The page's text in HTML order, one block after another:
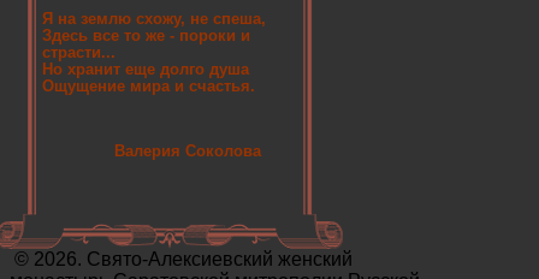
Я на землю схожу, не спеша,
Здесь все то же - пороки и
страсти...
Но хранит еще долго душа
Ощущение мира и счастья.
Валерия Соколова
© 2026. Свято-Алексиевский женский